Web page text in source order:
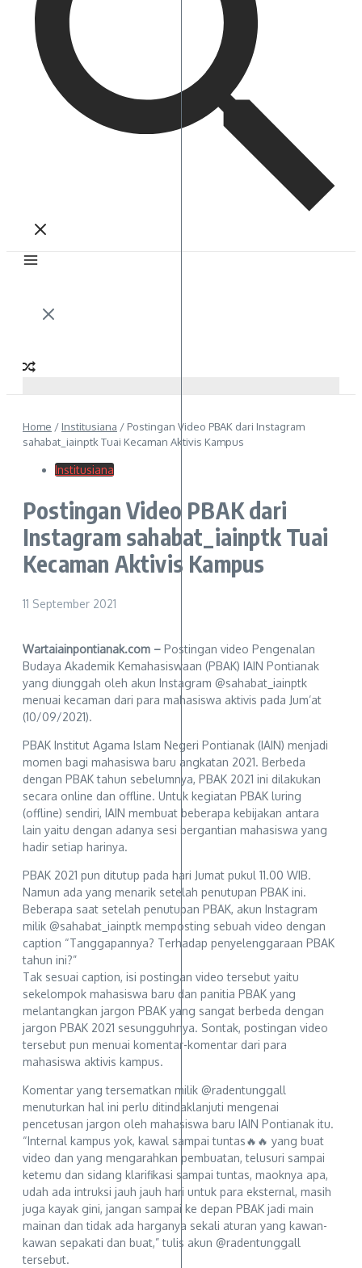
Home / Institusiana / Postingan Video PBAK dari Instagram
sahabat_iainptk Tuai Kecaman Aktivis Kampus
Institusiana
Postingan Video PBAK dari
Instagram sahabat_iainptk Tuai
Kecaman Aktivis Kampus
11 September 2021
Wartaiainpontianak.com – Postingan video Pengenalan
Budaya Akademik Kemahasiswaan (PBAK) IAIN Pontianak
yang diunggah oleh akun Instagram @sahabat_iainptk
menuai kecaman dari para mahasiswa aktivis pada Jum’at
(10/09/2021).
PBAK Institut Agama Islam Negeri Pontianak (IAIN) menjadi
momen bagi mahasiswa baru angkatan 2021. Berbeda
dengan PBAK tahun sebelumnya, PBAK 2021 ini dilakukan
secara online dan offline. Untuk kegiatan PBAK luring
(offline) sendiri, IAIN membuat beberapa kebijakan antara
lain yaitu dengan adanya sesi bergantian mahasiswa yang
hadir setiap harinya.
PBAK 2021 pun ditutup pada hari Jumat pukul 11.00 WIB.
Namun ada yang menarik setelah penutupan PBAK ini.
Beberapa saat setelah penutupan PBAK, akun Instagram
milik @sahabat_iainptk memposting sebuah video dengan
caption “Tanggapannya? Terhadap penyelenggaraan PBAK
tahun ini?”
Tak sesuai caption, isi postingan video tersebut yaitu
sekelompok mahasiswa baru dan panitia PBAK yang
melantangkan jargon PBAK yang sangat berbeda dengan
jargon PBAK 2021 sesungguhnya. Sontak, postingan video
tersebut pun menuai komentar-komentar dari para
mahasiswa aktivis kampus.
Komentar yang tersematkan milik @radentunggall
menuturkan hal ini perlu ditindaklanjuti mengenai
pencetusan jargon oleh mahasiswa baru IAIN Pontianak itu.
“Internal kampus yok, kawal sampai tuntas🔥🔥 yang buat
video dan yang mengarahkan pembuatan, telusuri sampai
ketemu dan sidang klarifikasi sampai tuntas, maoknya apa,
udah ada intruksi jauh jauh hari untuk para eksternal, masih
juga kayak gini, jangan sampai ke depan PBAK jadi main
mainan dan tidak ada harganya sekali aturan yang kawan-
kawan sepakati dan buat,” tulis akun @radentunggall
tersebut.